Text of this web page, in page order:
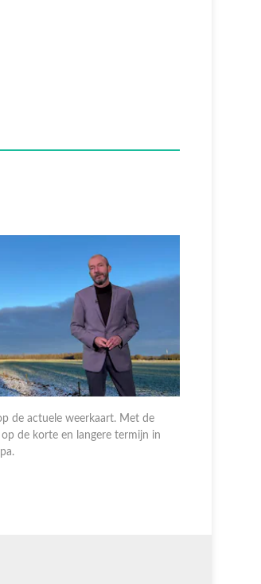
de actuele weerkaart. Met de
de korte en langere termijn in